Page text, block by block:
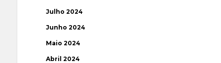
Julho 2024
Junho 2024
Maio 2024
Abril 2024